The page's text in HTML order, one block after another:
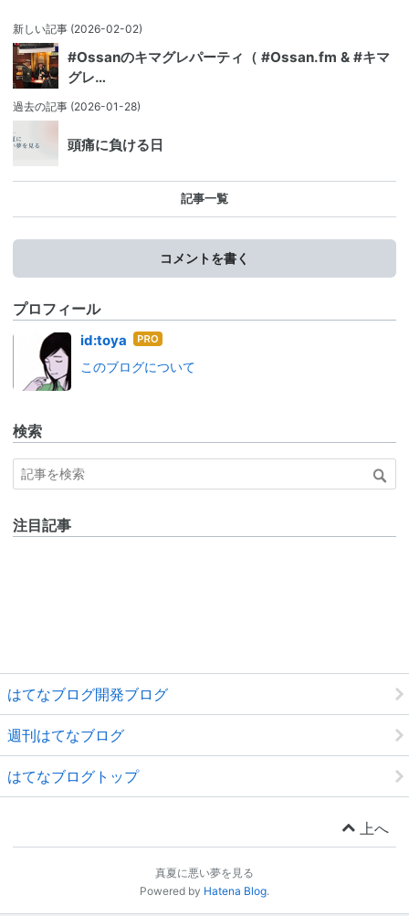
新しい記事 (2026-02-02)
#Ossanのキマグレパーティ（ #Ossan.fm & #キマ
グレ…
過去の記事 (2026-01-28)
頭痛に負ける日
記事一覧
コメントを書く
プロフィール
id:toya はて
ログ
このブログについて
検索
注目記事
はてなブログ開発ブログ
週刊はてなブログ
はてなブログトップ
上へ
真夏に悪い夢を見る
Powered by Hatena Blog.